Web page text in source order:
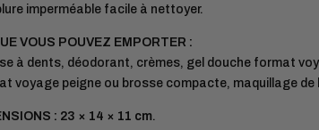
imperméable facile à nettoyer.
VOUS POUVEZ EMPORTER :
à dents, déodorant, crèmes, gel douche format
voyage peigne ou brosse compacte, maquillage de
: 23 × 14 × 11 cm.